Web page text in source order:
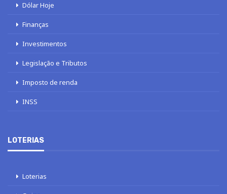
Dólar Hoje
Finanças
Investimentos
Legislação e Tributos
Imposto de renda
INSS
LOTERIAS
Loterias